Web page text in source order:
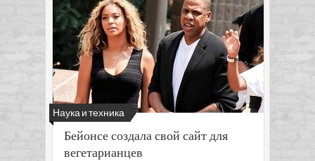
Наука и техника
Бейонсе создала свой сайт для
вегетарианцев